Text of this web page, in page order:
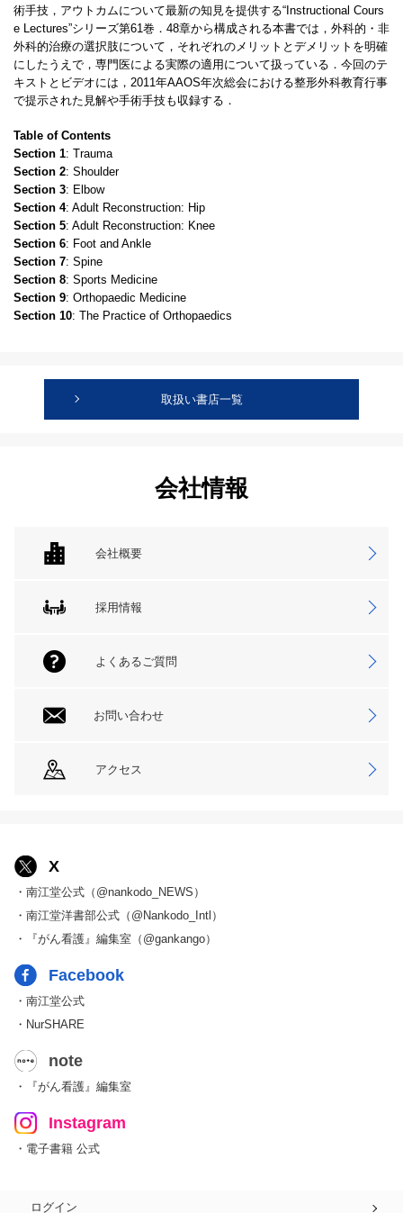
術手技，アウトカムについて最新の知見を提供する“Instructional Cours
e Lectures”シリーズ第61巻．48章から構成される本書では，外科的・非
外科的治療の選択肢について，それぞれのメリットとデメリットを明確
にしたうえで，専門医による実際の適用について扱っている．今回のテ
キストとビデオには，2011年AAOS年次総会における整形外科教育行事
で提示された見解や手術手技も収録する．
Table of Contents
Section 1: Trauma
Section 2: Shoulder
Section 3: Elbow
Section 4: Adult Reconstruction: Hip
Section 5: Adult Reconstruction: Knee
Section 6: Foot and Ankle
Section 7: Spine
Section 8: Sports Medicine
Section 9: Orthopaedic Medicine
Section 10: The Practice of Orthopaedics
取扱い書店一覧
会社情報
会社概要
採用情報
よくあるご質問
お問い合わせ
アクセス
X
・南江堂公式（@nankodo_NEWS）
・南江堂洋書部公式（@Nankodo_Intl）
・『がん看護』編集室（@gankango）
Facebook
・南江堂公式
・NurSHARE
note
・『がん看護』編集室
Instagram
・電子書籍 公式
ログイン